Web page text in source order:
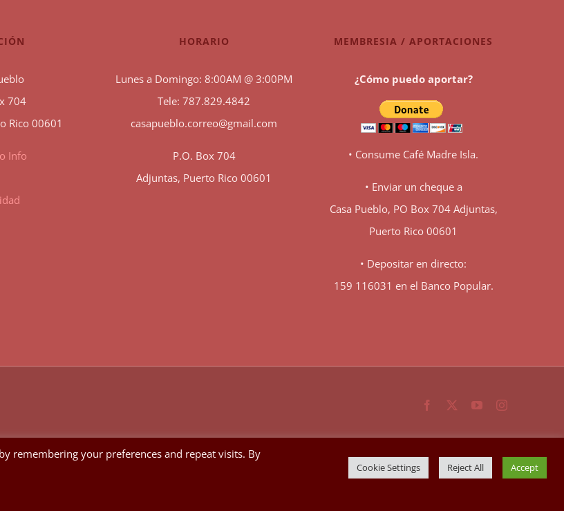
704
Rico 00601
Info
HORARIO
Lunes a Domingo: 8:00AM @ 3:00PM
Tele: 787.829.4842
casapueblo.correo@gmail.com
P.O. Box 704
Adjuntas, Puerto Rico 00601
MEMBRESIA / APORTACIONES
¿Cómo puedo aportar?
• Consume Café Madre Isla.
• Enviar un cheque a
Casa Pueblo, PO Box 704 Adjuntas,
Puerto Rico 00601
• Depositar en directo:
159 116031 en el Banco Popular.
Facebook YouTubeInstagram
remembering your preferences and repeat visits. By
Cookie Settings Reject All Accept